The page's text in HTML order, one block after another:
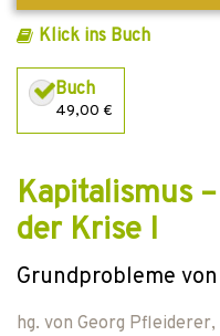
Klick ins Buch
Buch
49,00 €
Kapitalismus
der Krise I
Grundprobleme
hg. von Georg Pfleiderer,